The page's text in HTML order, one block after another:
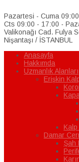
Pazartesi - Cuma
Cts 09:00 - 17:00 -
Valikonağı Cad. Fulya
Nişantaşı / İSTANBUL
Anasayfa
Hakkımda
Uzmanlık Alanları
Erişkin
Kalp
Damar
Şah